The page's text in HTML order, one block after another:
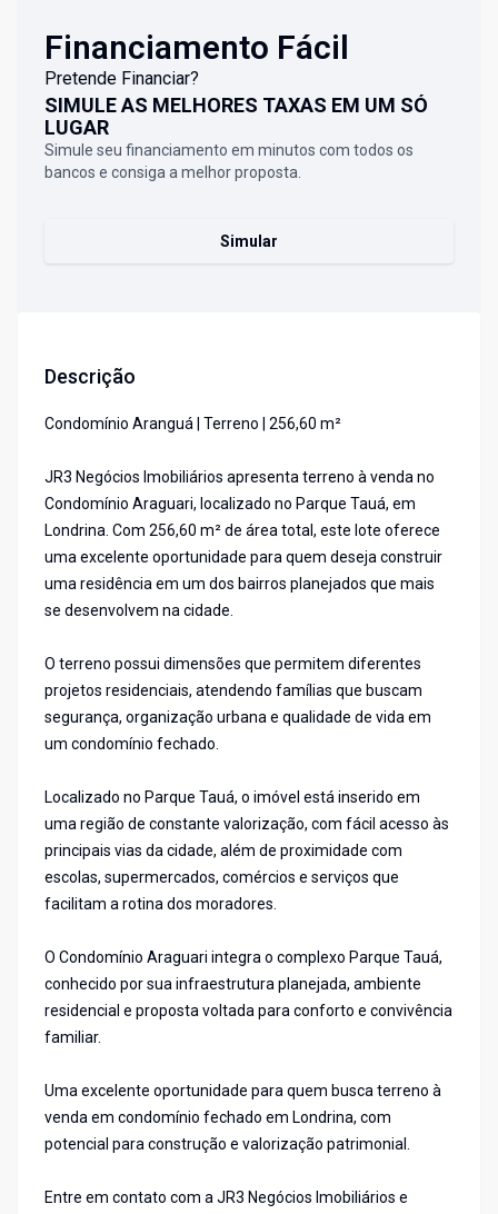
Financiamento Fácil
Pretende Financiar?
SIMULE AS MELHORES TAXAS EM UM SÓ
LUGAR
Simule seu financiamento em minutos com todos os
bancos e consiga a melhor proposta.
Simular
Descrição
Condomínio Aranguá | Terreno | 256,60 m²
JR3 Negócios Imobiliários apresenta terreno à venda no
Condomínio Araguari, localizado no Parque Tauá, em
Londrina. Com 256,60 m² de área total, este lote oferece
uma excelente oportunidade para quem deseja construir
uma residência em um dos bairros planejados que mais
se desenvolvem na cidade.
O terreno possui dimensões que permitem diferentes
projetos residenciais, atendendo famílias que buscam
segurança, organização urbana e qualidade de vida em
um condomínio fechado.
Localizado no Parque Tauá, o imóvel está inserido em
uma região de constante valorização, com fácil acesso às
principais vias da cidade, além de proximidade com
escolas, supermercados, comércios e serviços que
facilitam a rotina dos moradores.
O Condomínio Araguari integra o complexo Parque Tauá,
conhecido por sua infraestrutura planejada, ambiente
residencial e proposta voltada para conforto e convivência
familiar.
Uma excelente oportunidade para quem busca terreno à
venda em condomínio fechado em Londrina, com
potencial para construção e valorização patrimonial.
Entre em contato com a JR3 Negócios Imobiliários e